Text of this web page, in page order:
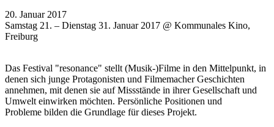
20. Januar 2017
Samstag 21. – Dienstag 31. Januar 2017 @ Kommunales Kino,
Freiburg
Das Festival "resonance" stellt (Musik-)Filme in den Mittelpunkt, in
denen sich junge Protagonisten und Filmemacher Geschichten
annehmen, mit denen sie auf Missstände in ihrer Gesellschaft und
Umwelt einwirken möchten. Persönliche Positionen und
Probleme bilden die Grundlage für dieses Projekt.